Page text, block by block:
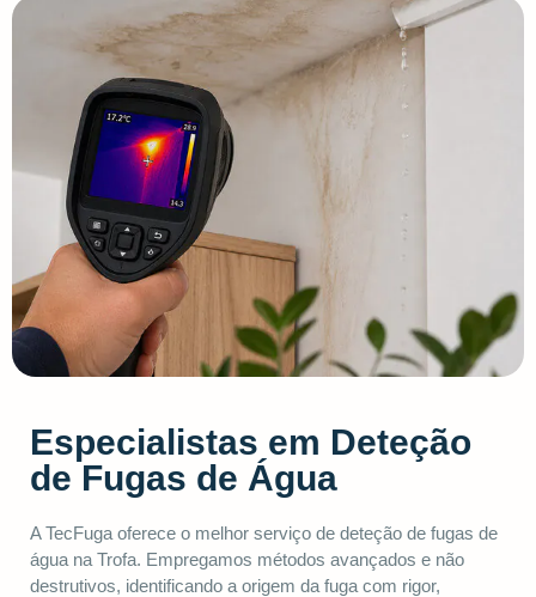
Especialistas em Deteção
de Fugas de Água
A TecFuga oferece o melhor serviço de deteção de fugas de
água na Trofa. Empregamos métodos avançados e não
destrutivos, identificando a origem da fuga com rigor,